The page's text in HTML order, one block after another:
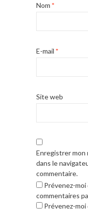
Nom *
E-mail *
Site web
Enregistrer mon
dans le
commentaire.
Prévenez-
commentaires
Prévenez-